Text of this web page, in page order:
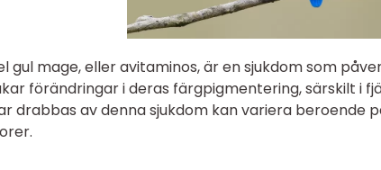
gul mage, eller avitaminos, är en sjukdom som
förändringar i deras färgpigmentering, särskilt i
drabbas av denna sjukdom kan variera beroende